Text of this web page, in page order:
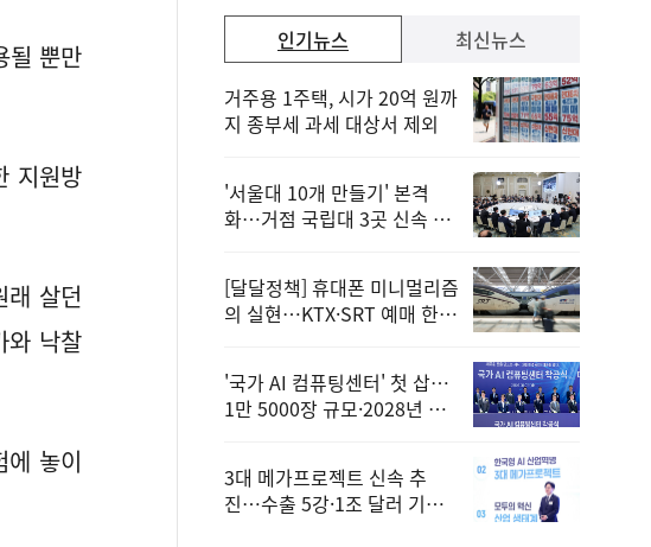
될 뿐만
지원방
래 살던
와 낙찰
에 놓이
인기뉴스
거주용 1주택, 시가 20억 원까
지 종부세 과세 대상서 제외
'서울대 10개 만들기' 본격
화…거점 국립대 3곳 신속 선
[달달정책] 휴대폰 미니멀리즘
의 실현…KTX·SRT 예매 한
'국가 AI 컴퓨팅센터' 첫 삽…
1만 5000장 규모·2028년 완
3대 메가프로젝트 신속 추
진…수출 5강·1조 달러 기반
최신뉴스